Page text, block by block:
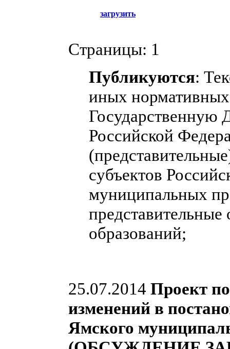
загрузить
Страницы: 1
Публикуются:
иных
Государственную
Российской
субъектов
муниципальных
образований;
25.07.2014 Проект
изменений в
Ямского